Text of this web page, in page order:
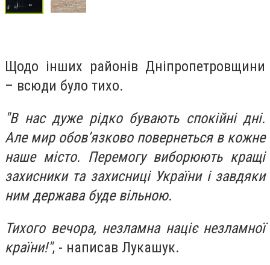
Щодо інших районів Дніпропетровщини
– всюди було тихо.
"В нас дуже рідко бувають спокійні дні.
Але мир обов’язково повернеться в кожне
наше місто. Перемогу виборюють кращі
захисники та захисниці України і завдяки
ним держава буде вільною.
Тихого вечора, незламна націє незламної
країни!", - написав Лукашук.